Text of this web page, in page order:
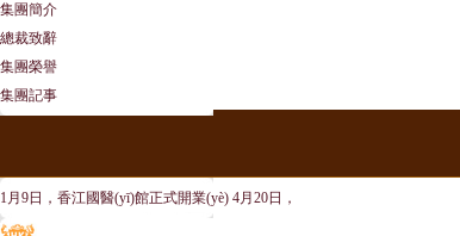
集團簡介
總裁致辭
集團榮譽
集團記事
1月9日，香江國醫(yī)館正式開業(yè) 4月20日，